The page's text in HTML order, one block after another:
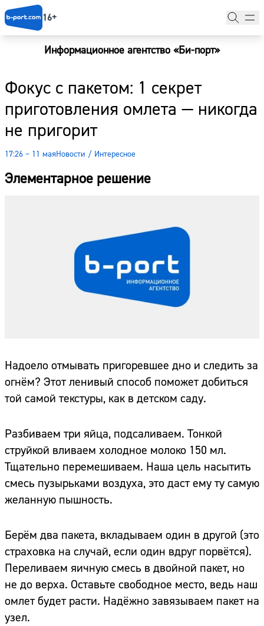
16+
Информационное агентство «Би-порт»
Фокус с пакетом: 1 секрет
приготовления омлета — никогда
не пригорит
17:26 – 11 маяНовости / Интересное
Элементарное решение
Надоело отмывать пригоревшее дно и следить за
огнём? Этот ленивый способ поможет добиться
той самой текстуры, как в детском саду.
Разбиваем три яйца, подсаливаем. Тонкой
струйкой вливаем холодное молоко 150 мл.
Тщательно перемешиваем. Наша цель насытить
смесь пузырьками воздуха, это даст ему ту самую
желанную пышность.
Берём два пакета, вкладываем один в другой (это
страховка на случай, если один вдруг порвётся).
Переливаем яичную смесь в двойной пакет, но
не до верха. Оставьте свободное место, ведь наш
омлет будет расти. Надёжно завязываем пакет на
узел.
Новости
Наши гости
Фоторепортажи
Погода